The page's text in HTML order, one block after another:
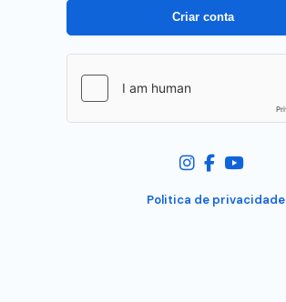
Politica de privacidade